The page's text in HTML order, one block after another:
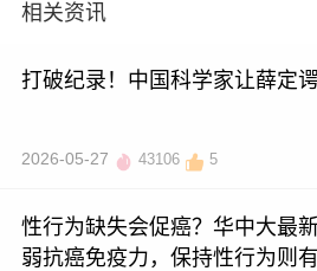
相关资讯
打破纪录！中国科学家让薛定
2026-05-27 43106 5
性行为缺失会促癌？华中大最
弱抗癌免疫力，保持性行为则